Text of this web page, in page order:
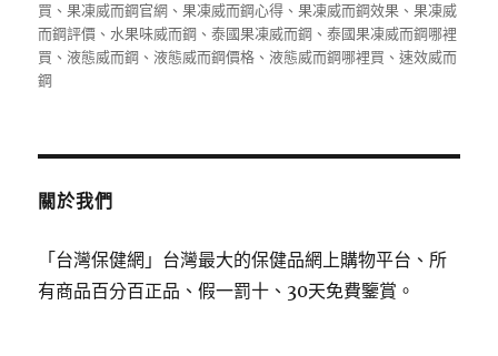
期:
買 、果凍威而鋼官網 、果凍威而鋼心得 、果凍威而鋼效果 、果凍威
而鋼評價 、 水果味威而鋼 、泰國果凍威而鋼 、泰國果凍威而鋼哪裡
買 、液態威而鋼 、液態威而鋼價格 、液態威而鋼哪裡買 、速效威而
鋼
關於我們
「台灣保健網」台灣最大的保健品網上購物平台、所
有商品百分百正品、假一罰十、30天免費鑒賞。